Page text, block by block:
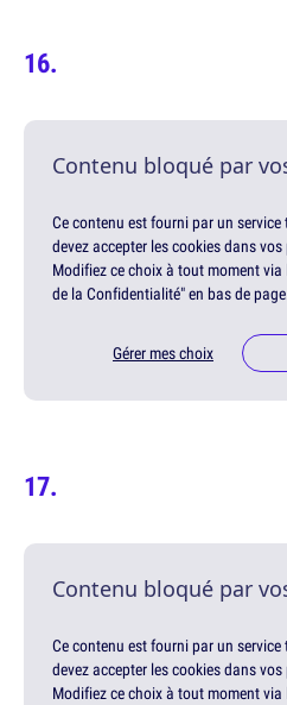
Contenu bloqué par
Ce contenu est fourni par un
devez accepter les cookies dans
Modifiez ce choix à tout moment via
de la Confidentialité" en bas de
Gérer mes choix
Contenu bloqué par
Ce contenu est fourni par un
devez accepter les cookies dans
Modifiez ce choix à tout moment via